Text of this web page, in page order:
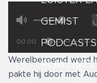
GEMIST
PODCASTS
PLAYLISTS
00:00
Werelberoemd werd
pakte hij door met